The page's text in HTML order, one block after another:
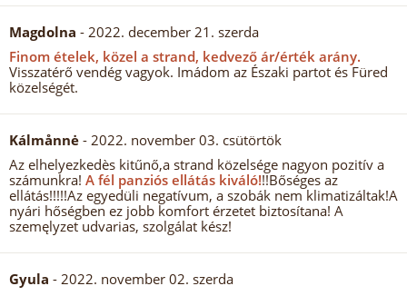
Magdolna - 2022. december 21. szerda
Finom ételek, közel a strand, kedvező ár/érték arány.
Visszatérő vendég vagyok. Imádom az Északi partot és Füred
közelségét.
Kálmånnė - 2022. november 03. csütörtök
Az elhelyezkedès kitűnő,a strand közelsége nagyon pozitív a
számunkra! A fél panziós ellátás kiváló!!!Bőséges az
ellátás!!!!!Az egyedüli negatívum, a szobák nem klimatizáltak!A
nyári hőségben ez jobb komfort érzetet biztosítana! A
szemęlyzet udvarias, szolgálat kész!
Gyula - 2022. november 02. szerda